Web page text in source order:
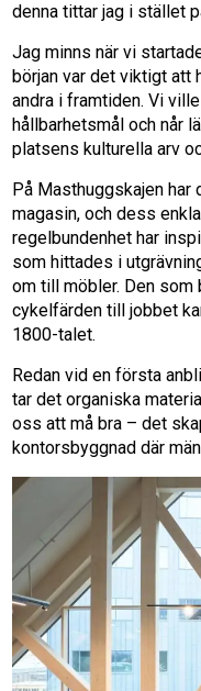
denna tittar jag i stället
Jag minns när vi
början var det viktigt att
andra i framtiden. Vi
hållbarhetsmål och når
platsens kulturella arv
På Masthuggskajen
magasin, och dess
regelbundenhet har
som hittades i
om till möbler. Den som
cykelfärden till jobbet
1800-talet.
Redan vid en första
tar det organiska
oss att må bra – det
kontorsbyggnad där